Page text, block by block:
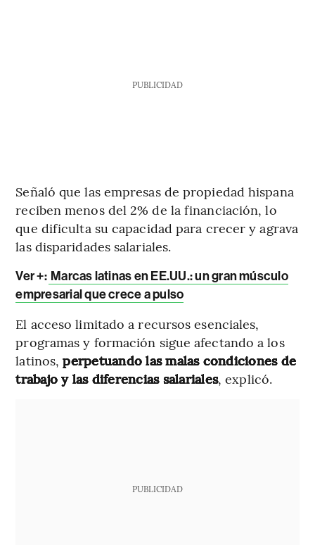
PUBLICIDAD
Señaló que las empresas de propiedad hispana
reciben menos del 2% de la financiación, lo
que dificulta su capacidad para crecer y agrava
las disparidades salariales.
Ver +: Marcas latinas en EE.UU.: un gran músculo
empresarial que crece a pulso
El acceso limitado a recursos esenciales,
programas y formación sigue afectando a los
latinos, perpetuando las malas condiciones de
trabajo y las diferencias salariales, explicó.
PUBLICIDAD